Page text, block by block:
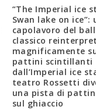
“The Imperial ice
Swan lake on ice”:
capolavoro del
classico
magnificamente
pattini scintillanti
dall’Imperial ice
teatro Rossetti
una pista di
sul ghiaccio